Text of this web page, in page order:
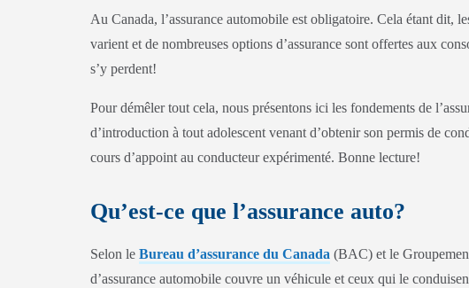
Au Canada, l’assurance automobile est obligatoire. Cela étant dit,
varient et de nombreuses options d’assurance sont offertes aux
s’y perdent!
Pour démêler tout cela, nous présentons ici les fondements de
d’introduction à tout adolescent venant d’obtenir son permis de
cours d’appoint au conducteur expérimenté. Bonne lecture!
Qu’est-ce que l’assurance auto?
Selon le Bureau d’assurance du Canada (BAC) et le
d’assurance automobile couvre un véhicule et ceux qui le